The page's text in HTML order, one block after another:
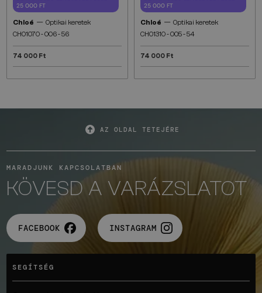
25 000 FT
Chloé — Optikai keretek
CH0107O - 006 - 56
74 000 Ft
25 000 FT
Chloé — Optikai keretek
CH0131O - 005 - 54
74 000 Ft
AZ OLDAL TETEJÉRE
MARADJUNK KAPCSOLATBAN
KÖVESD A VARÁZSLATOT
FACEBOOK INSTAGRAM
SEGÍTSÉG